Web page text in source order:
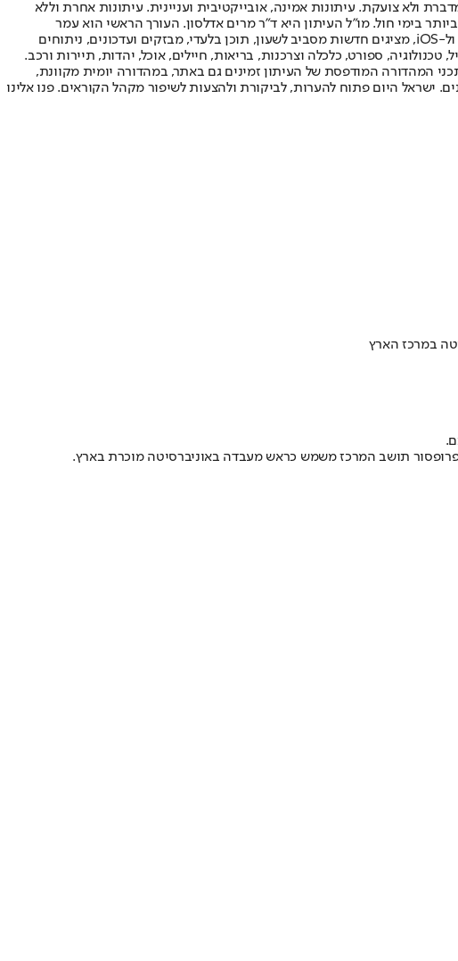
ולא צועקת. עיתונות אמינה, אובייקטיבית ועניינית. עיתונות אחרת וללא
בעל שיעור החשיפה הגבוה ביותר בימי חול. מו"ל העיתון היא ד"ר מרים אדלסון. העורך הראשי הוא עמר
לחמנוביץ, והעורך המייסד הוא עמוס רגב. אתרי האינטרנט של "ישראל היום" בעברית ובאנגלית, כמו כן היישומונים (אפליקציות) לאנדרואיד ול-iOS, מציגים חדשות מסביב לשעון, תוכן בלעדי, מבזקים ועדכונים, ניתוחים
טכנולוגיה, ספורט, כלכלה וצרכנות, בריאות, חיילים, אוכל, יהדות, תיירות ורכב.
המהדורה המודפסת של העיתון זמינים גם באתר, במהדורה יומית מקוונת,
ישראל היום פתוח להערות, לביקורת ולהצעות לשיפור מקהל הקוראים. פנו אלינו
במרכז הארץ
תושב המרכז משמש כראש מעבדה באוניברסיטה מוכרת בארץ.